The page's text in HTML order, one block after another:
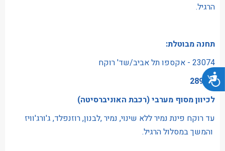
נגישות
הרגיל.
תחנה מבוטלת:
23074 - אקספו תל אביב/שד' רוקח
קו: 289
לכיוון מסוף מערבי (רכבת האוניברסיטה)
עד רוקח פינת נמיר ללא שינוי, נמיר ,לבנון, רוזנפלד, ג'ורג'וויז
והמשך במסלול הרגיל.